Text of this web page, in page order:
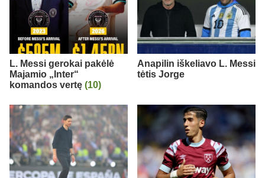
L. Messi gerokai pakėlė
Majamio „Inter“
komandos vertę (10)
Anapilin iškeliavo L. Messi
tėtis Jorge